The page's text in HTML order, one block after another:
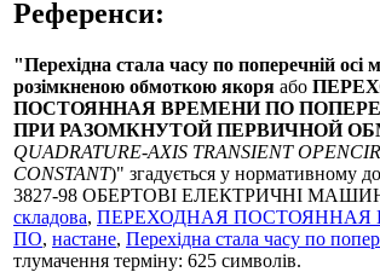
Референси:
"Перехідна стала часу по поперечній осі
розімкненою обмоткою якоря або
ПОСТОЯННАЯ ВРЕМЕНИ ПО
ПРИ РАЗОМКНУТОЙ ПЕРВИЧНОЙ
QUADRATURE-AXIS TRANSIENT
CONSTANT)" згадується у нормативному
3827-98 ОБЕРТОВІ ЕЛЕКТРИЧНІ
складова, ПЕРЕХОДНАЯ ПОСТОЯННАЯ
ПО, настане, Перехідна стала часу по
тлумачення терміну: 625 символів.